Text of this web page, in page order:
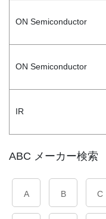
ON Semiconductor
ON Semiconductor
IR
ABC メーカー検索
A B C